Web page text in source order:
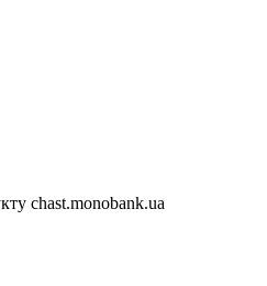
chast.monobank.ua